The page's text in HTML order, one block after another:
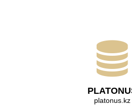
platonus.kz